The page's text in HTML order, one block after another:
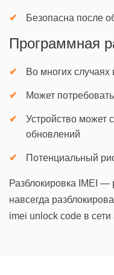
Безопасна после
Программная
Во многих
Может
Устройство может
обновлений
Потенциальный
Разблокировка IMEI
навсегда
imei unlock code в сети